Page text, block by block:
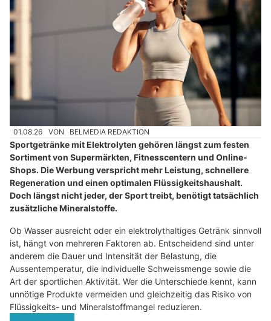
01.08.26 VON BELMEDIA REDAKTION
Sportgetränke mit Elektrolyten gehören längst zum festen
Sortiment von Supermärkten, Fitnesscentern und Online-
Shops. Die Werbung verspricht mehr Leistung, schnellere
Regeneration und einen optimalen Flüssigkeitshaushalt.
Doch längst nicht jeder, der Sport treibt, benötigt tatsächlich
zusätzliche Mineralstoffe.
Ob Wasser ausreicht oder ein elektrolythaltiges Getränk sinnvoll
ist, hängt von mehreren Faktoren ab. Entscheidend sind unter
anderem die Dauer und Intensität der Belastung, die
Aussentemperatur, die individuelle Schweissmenge sowie die
Art der sportlichen Aktivität. Wer die Unterschiede kennt, kann
unnötige Produkte vermeiden und gleichzeitig das Risiko von
Flüssigkeits- und Mineralstoffmangel reduzieren.